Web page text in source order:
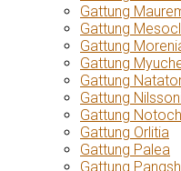
Gattung
Gattung
Gattung
Gattung
Gattung
Gattung
Gattung
Gattung Orlitia
Gattung Palea
Gattung